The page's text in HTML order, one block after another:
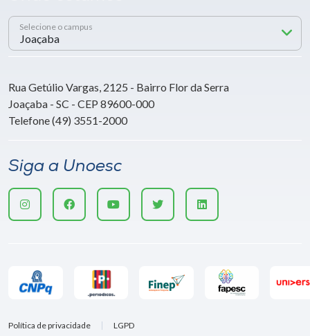
Selecione o campus
Rua Getúlio Vargas, 2125 - Bairro Flor da Serra
Joaçaba - SC - CEP 89600-000
Telefone (49) 3551-2000
Siga a Unoesc
Política de privacidade LGPD